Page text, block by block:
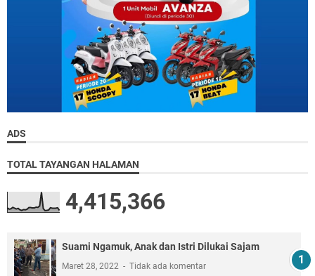
ADS
TOTAL TAYANGAN HALAMAN
4,415,366
Suami Ngamuk, Anak dan Istri Dilukai Sajam
Maret 28, 2022 Tidak ada komentar